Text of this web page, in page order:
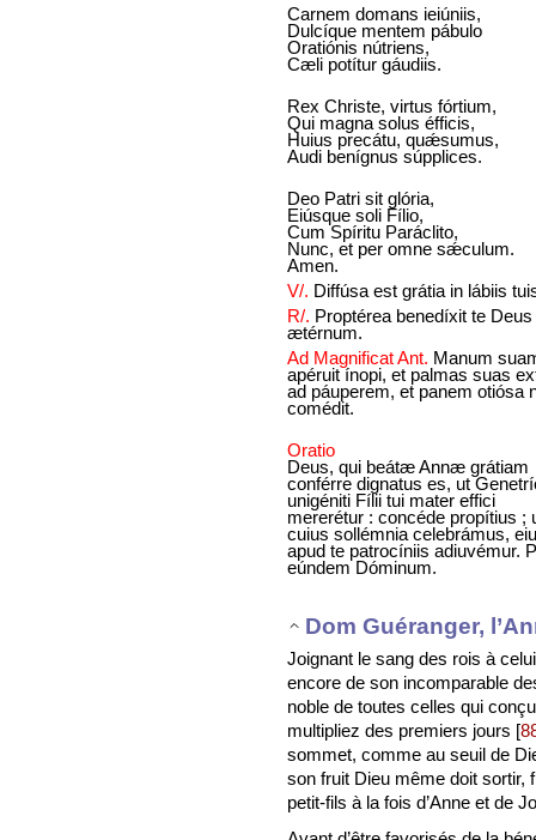
Carnem domans ieiúniis,
Dulcíque mentem pábulo
Oratiónis nútriens,
Cæli potítur gáudiis.
Rex Christe, virtus fórtium,
Qui magna solus éfficis,
Huius precátu, quǽsumus,
Audi benígnus súpplices.
Deo Patri sit glória,
Eiúsque soli Fílio,
Cum Spíritu Paráclito,
Nunc, et per omne sǽculum.
Amen.
V/. Diffúsa est grátia in lábiis
R/. Proptérea benedíxit te Deus
ætérnum.
Ad Magnificat Ant. Manum
apéruit ínopi, et palmas suas
ad páuperem, et panem otiósa
comédit.
Oratio
Deus, qui beátæ Annæ grátiam
conférre dignatus es, ut
unigéniti Fílii tui mater effici
mererétur : concéde propítius ;
cuius sollémnia celebrámus,
apud te patrocíniis adiuvémur.
eúndem Dóminum.
Dom Guéranger,
Joignant le sang des rois à
encore de son incomparable
noble de toutes celles qui
multipliez des premiers jours [
sommet, comme au seuil de
son fruit Dieu même doit sortir,
petit-fils à la fois d’Anne et de